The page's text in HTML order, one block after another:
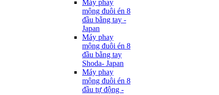
Máy phay
mộng đuôi én 8
đầu bằng tay -
Japan
Máy phay
mộng đuôi én 8
đầu bằng tay
Shoda- Japan
Máy phay
mộng đuôi én 8
đầu tự động -